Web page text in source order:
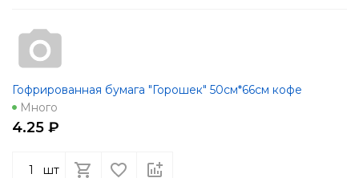
Гофрированная бумага "Горошек" 50см*66см кофе
Много
4.25 ₽
шт